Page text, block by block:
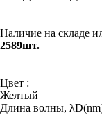
Наличие на складе
2589шт.
Цвет :
Желтый
Длина волны,